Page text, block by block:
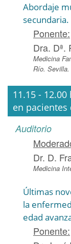
Abordaje
secundaria.
Ponente:
Dra. Dª.
Medicina
Río. Sevilla.
11.15 - 12.00
en pacientes
Auditorio
Dr. D.
Medicina
Últimas
la
edad
Ponente: